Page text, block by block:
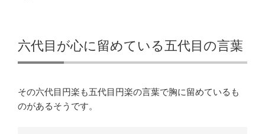
六代目が心に留めている五代目の言葉
その六代目円楽も五代目円楽の言葉で胸に留めているも
のがあるそうです。